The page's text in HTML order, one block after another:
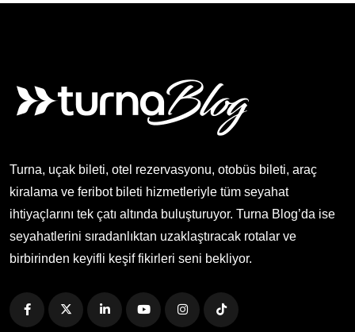
Turna, uçak bileti, otel rezervasyonu, otobüs bileti, araç
kiralama ve feribot bileti hizmetleriyle tüm seyahat
ihtiyaçlarını tek çatı altında buluşturuyor. Turna Blog’da ise
seyahatlerini sıradanlıktan uzaklaştıracak rotalar ve
birbirinden keyifli keşif fikirleri seni bekliyor.